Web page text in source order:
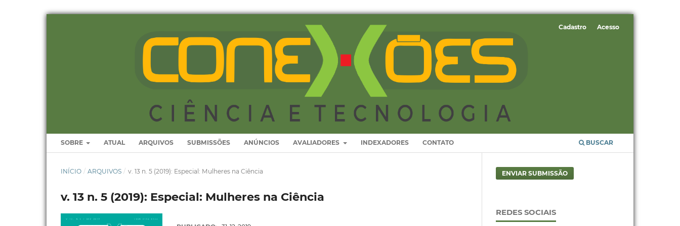
SOBRE ATUAL ARQUIVOS SUBMISSÕES ANÚNCIOS AVALIADORES INDEXADORES CONTATO BUSCAR
Cadastro Acesso
INÍCIO / ARQUIVOS / v. 13 n. 5 (2019): Especial: Mulheres na Ciência
v. 13 n. 5 (2019): Especial: Mulheres na Ciência
ENVIAR SUBMISSÃO
REDES SOCIAIS